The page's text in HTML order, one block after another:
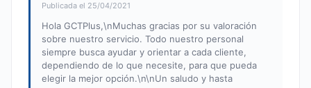
Publicada el 25/04/2021
Hola GCTPlus,\nMuchas gracias por su valoración
sobre nuestro servicio. Todo nuestro personal
siempre busca ayudar y orientar a cada cliente,
dependiendo de lo que necesite, para que pueda
elegir la mejor opción.\n\nUn saludo y hasta